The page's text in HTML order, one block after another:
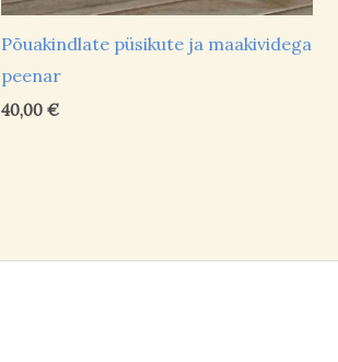
Põuakindlate püsikute ja maakividega
peenar
40,00 €